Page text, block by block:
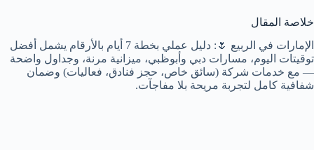
خلاصة المقال
الإمارات في الربيع 🌷: دليل عملي بخطة 7 أيام بالأرقام يشمل أفضل
توقيتات اليوم، مسارات دبي وأبوظبي، ميزانية مرنة، وجداول واضحة
— مع خدمات شركة (سائق خاص، حجز فنادق، فعاليات) وضمان
شفافية كامل لتجربة مريحة بلا مفاجآت.